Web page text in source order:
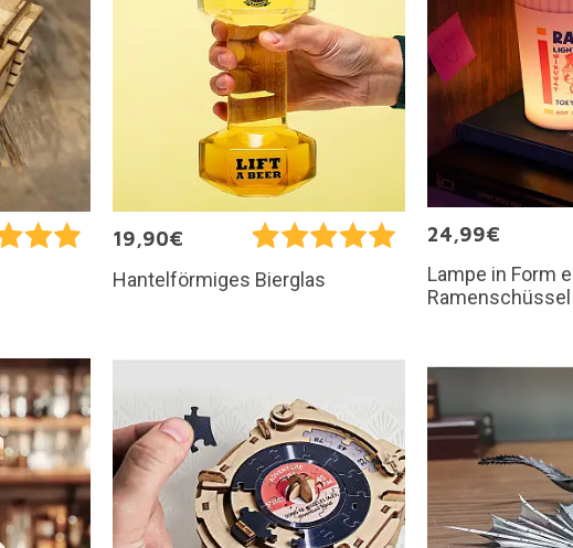
19,90€
Hantelförmiges Bierglas
24,99€
Lampe in Form
Ramenschüssel